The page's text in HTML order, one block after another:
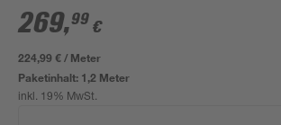
269,99 €
224,99 € / Meter
Paketinhalt: 1,2 Meter
inkl. 19% MwSt.